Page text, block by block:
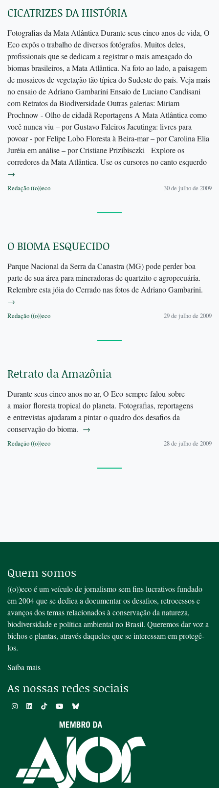
CICATRIZES DA HISTÓRIA
Fotografias da Mata Atlântica Durante seus cinco anos de vida, O
Eco expôs o trabalho de diversos fotógrafos. Muitos deles,
profissionais que se dedicam a registrar o mais ameaçado do
biomas brasileiros, a Mata Atlântica. Na foto ao lado, a paisagem
de mosaicos de vegetação tão típica do Sudeste do país. Veja mais
no ensaio de Adriano Gambarini Ensaio de Luciano Candisani
com Retratos da Biodiversidade Outras galerias: Miriam
Prochnow - Olho de cidadã Reportagens A Mata Atlântica como
você nunca viu – por Gustavo Faleiros Jacutinga: livres para
povoar - por Felipe Lobo Floresta à Beira-mar – por Carolina Elia
Juréia em análise – por Cristiane Prizibisczki Explore os
corredores da Mata Atlântica. Use os cursores no canto esquerdo
→
Redação ((o))eco 30 de julho de 2009
O BIOMA ESQUECIDO
Parque Nacional da Serra da Canastra (MG) pode perder boa
parte de sua área para mineradoras de quartzito e agropecuária.
Relembre esta jóia do Cerrado nas fotos de Adriano Gambarini.
→
Redação ((o))eco 29 de julho de 2009
Retrato da Amazônia
Durante seus cinco anos no ar, O Eco sempre falou sobre
a maior floresta tropical do planeta. Fotografias, reportagens
e entrevistas ajudaram a pintar o quadro dos desafios da
conservação do bioma. →
Redação ((o))eco 28 de julho de 2009
Quem somos
((o))eco é um veículo de jornalismo sem fins lucrativos fundado
em 2004 que se dedica a documentar os desafios, retrocessos e
avanços dos temas relacionados à conservação da natureza,
biodiversidade e política ambiental no Brasil. Queremos dar voz a
bichos e plantas, através daqueles que se interessam em protegê-
los.
Saiba mais
As nossas redes sociais